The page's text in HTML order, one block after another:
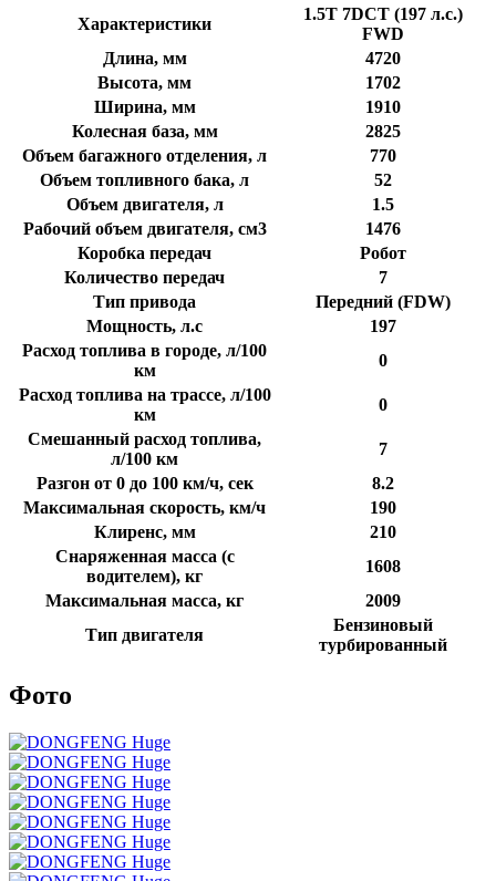
Характеристики
1.5T 7DCT (197 л.с.)
FWD
Длина, мм
4720
Высота, мм
1702
Ширина, мм
1910
Колесная база, мм
2825
Объем багажного отделения, л
770
Объем топливного бака, л
52
Объем двигателя, л
1.5
Рабочий объем двигателя, см3
1476
Коробка передач
Робот
Количество передач
7
Тип привода
Передний (FDW)
Мощность, л.с
197
Расход топлива в городе, л/100
км
0
Расход топлива на трассе, л/100
км
0
Смешанный расход топлива,
л/100 км
7
Разгон от 0 до 100 км/ч, сек
8.2
Максимальная скорость, км/ч
190
Клиренс, мм
210
Снаряженная масса (с
водителем), кг
1608
Максимальная масса, кг
2009
Тип двигателя
Бензиновый
турбированный
Фото